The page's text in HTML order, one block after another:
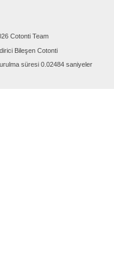
Cotonti Team
Bileşen Cotonti
süresi 0.02484 saniyeler